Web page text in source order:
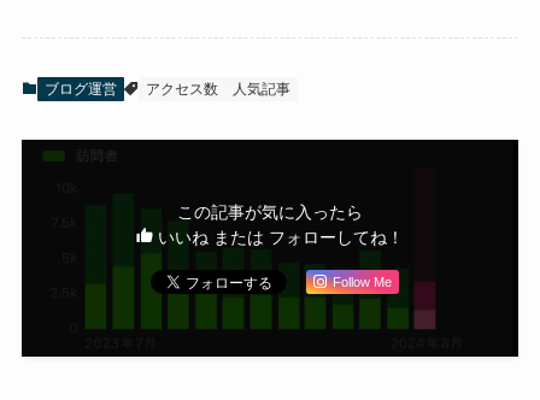
ブログ運営 アクセス数 人気記事
この記事が気に入ったら
いいね または フォローしてね！
Follow Me